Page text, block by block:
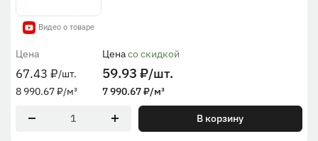
Видео о товаре
Цена
67.43 ₽/шт.
8 990.67₽/м³
Ценасо скидкой
59.93 ₽/шт.
7 990.67₽/м³
В корзину